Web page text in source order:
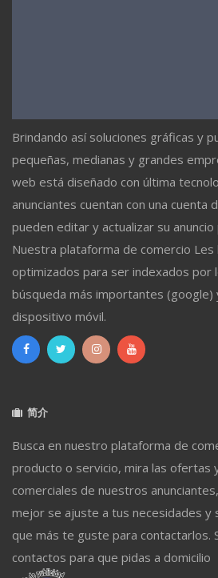
Brindando así soluciones gráficas y
pequeñas, medianas y grandes
web está diseñado con última
anunciantes cuentan con una cuenta
pueden editar y actualizar su
Nuestra plataforma de comercio Les
optimizados para ser indexados por
búsqueda más importantes (google)
dispositivo móvil.
简介
Busca en nuestro plataforma de
producto o servicio, mira las ofertas
comerciales de nuestros
mejor se ajuste a tus necesidades y
que más te guste para contactarlos.
contactos para que pidas a domicilio